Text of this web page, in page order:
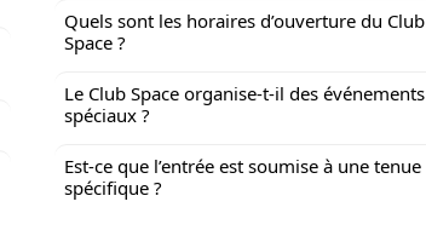
Quels sont les horaires d’ouverture du Club
Space ?
Le Club Space organise-t-il des événements
spéciaux ?
Est-ce que l’entrée est soumise à une tenue
spécifique ?